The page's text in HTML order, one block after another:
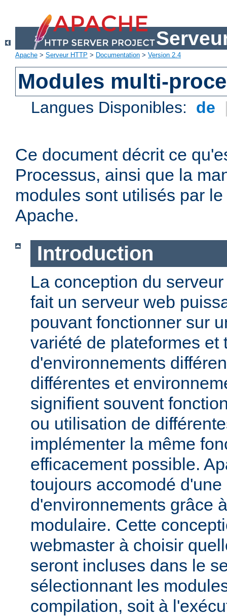
Apache > Serveur HTTP > Documentation > Version 2.4
Modules multi-
Langues Disponibles: de
Ce document décrit ce
Processus, ainsi que la
modules sont utilisés par
Apache.
Introduction
La conception du
fait un serveur web
pouvant fonctionner sur
variété de plateformes et
d'environnements
différentes et
signifient souvent
ou utilisation de
implémenter la même
efficacement possible.
toujours accomodé
d'environnements grâce
modulaire. Cette
webmaster à choisir
seront incluses dans le
sélectionnant les
compilation, soit à